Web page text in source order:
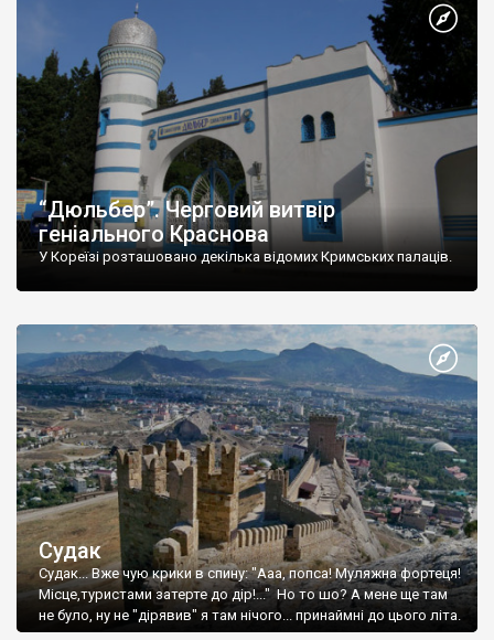
“Дюльбер”. Черговий витвір
геніального Краснова
У Кореїзі розташовано декілька відомих Кримських палаців.
Судак
Судак... Вже чую крики в спину: "Ааа, попса! Муляжна фортеця!
Місце,туристами затерте до дір!..." Но то шо? А мене ще там
не було, ну не "дірявив" я там нічого... принаймні до цього літа.